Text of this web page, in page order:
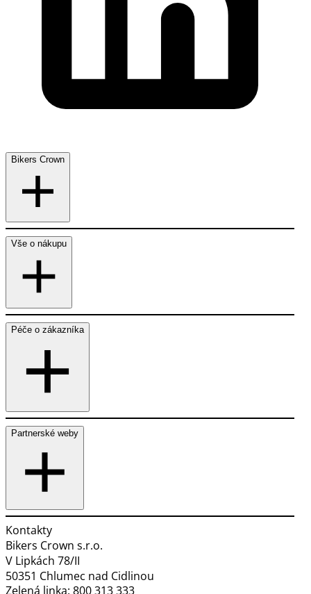
Bikers Crown
Vše o nákupu
Péče o zákazníka
Partnerské weby
Kontakty
Bikers Crown s.r.o.
V Lipkách 78/II
50351 Chlumec nad Cidlinou
Zelená linka: 800 313 333